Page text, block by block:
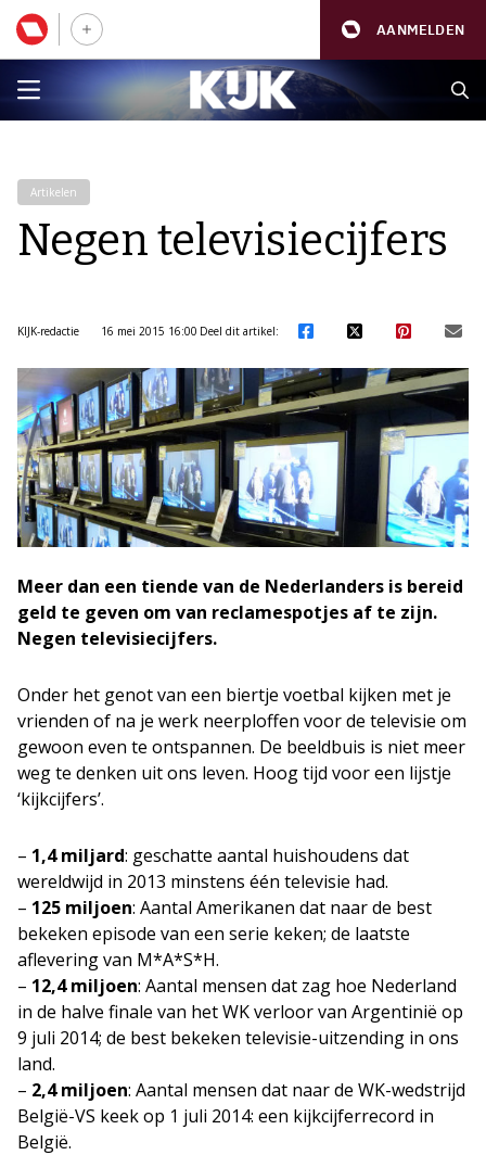
AANMELDEN
Artikelen
Negen televisiecijfers
KIJK-redactie 16 mei 2015 16:00 Deel dit artikel:
Meer dan een tiende van de Nederlanders is bereid
geld te geven om van reclamespotjes af te zijn.
Negen televisiecijfers.
Onder het genot van een biertje voetbal kijken met je
vrienden of na je werk neerploffen voor de televisie om
gewoon even te ontspannen. De beeldbuis is niet meer
weg te denken uit ons leven. Hoog tijd voor een lijstje
‘kijkcijfers’.
– 1,4 miljard: geschatte aantal huishoudens dat
wereldwijd in 2013 minstens één televisie had.
– 125 miljoen: Aantal Amerikanen dat naar de best
bekeken episode van een serie keken; de laatste
aflevering van M*A*S*H.
– 12,4 miljoen: Aantal mensen dat zag hoe Nederland
in de halve finale van het WK verloor van Argentinië op
9 juli 2014; de best bekeken televisie-uitzending in ons
land.
– 2,4 miljoen: Aantal mensen dat naar de WK-wedstrijd
België-VS keek op 1 juli 2014: een kijkcijferrecord in
België.